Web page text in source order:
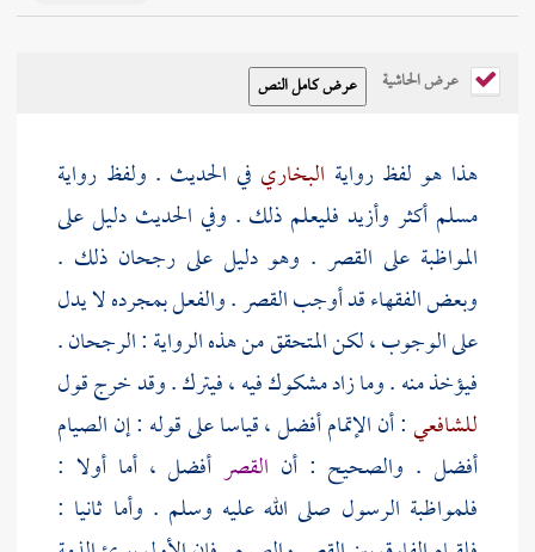
عرض الحاشية
هذا هو لفظ رواية البخاري في الحديث . ولفظ رواية
مسلمأكثر وأزيد فليعلم ذلك . وفي الحديث دليل على
المواظبة على القصر . وهو دليل على رجحان ذلك .
وبعض الفقهاء قد أوجب القصر . والفعل بمجرده لا يدل
على الوجوب ، لكن المتحقق من هذه الرواية : الرجحان .
فيؤخذ منه . وما زاد مشكوك فيه ، فيترك . وقد خرج قول
للشافعي: أن الإتمام أفضل ، قياسا على قوله : إن الصيام
أفضل . والصحيح : أن القصر أفضل ، أما أولا :
فلمواظبة الرسول صلى الله عليه وسلم . وأما ثانيا :